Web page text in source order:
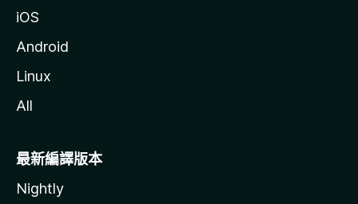
iOS
Android
Linux
All
最新編譯版本
Nightly